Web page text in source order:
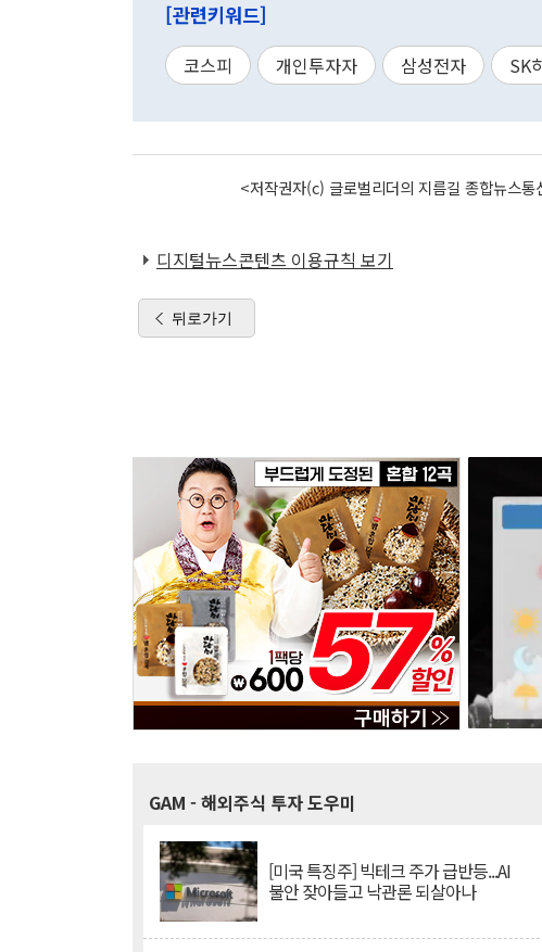
[관련키워드]
코스피 개인투자자 삼성전자 SK
<저작권자(c) 글로벌리더의 지름길 종합뉴스
디지털뉴스콘텐츠 이용규칙 보기
뒤로가기
GAM - 해외주식 투자 도우미
[미국 특징주] 빅테크 주가 급반등...AI
불안 잦아들고 낙관론 되살아나